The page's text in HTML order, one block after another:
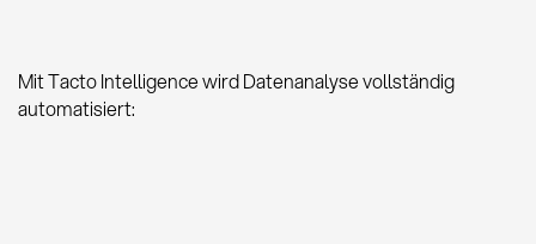
Mit Tacto Intelligence wird Datenanalyse vollständig
automatisiert: